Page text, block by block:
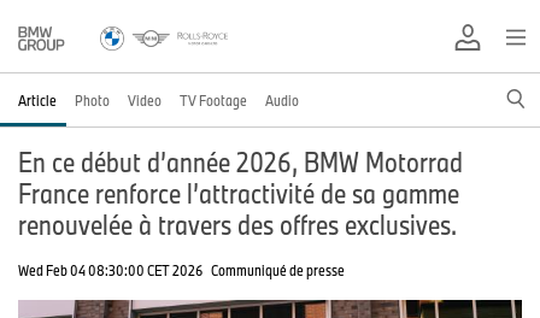
Article Photo Video TV Footage Audio
En ce début d’année 2026, BMW Motorrad
France renforce l’attractivité de sa gamme
renouvelée à travers des offres exclusives.
Wed Feb 04 08:30:00 CET 2026 Communiqué de presse